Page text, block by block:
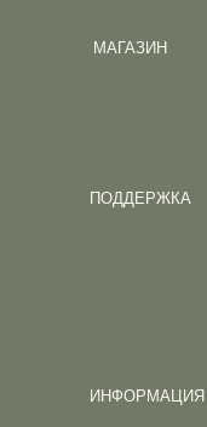
МАГАЗИН
ПОДДЕРЖКА
ИНФОРМАЦИЯ